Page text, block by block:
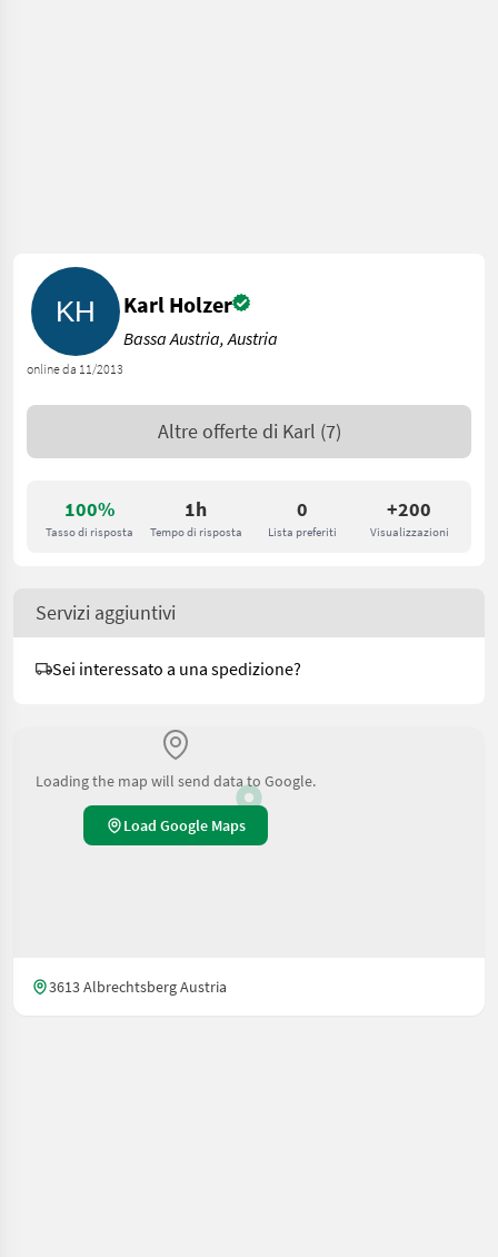
100%
Tasso di risposta
1h
Tempo di risposta
0
Lista preferiti
+200
Visualizzazioni
online da 11/2013
Karl Holzer
Bassa Austria, Austria
Altre offerte di Karl (7)
Servizi aggiuntivi
Sei interessato a una spedizione?
Loading the map will send data to Google.
Load Google Maps
3613 Albrechtsberg Austria